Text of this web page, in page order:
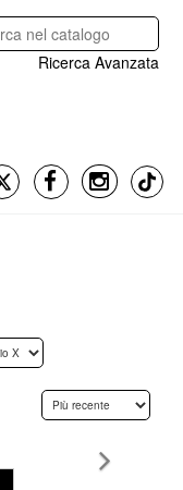
Ricerca Avanzata